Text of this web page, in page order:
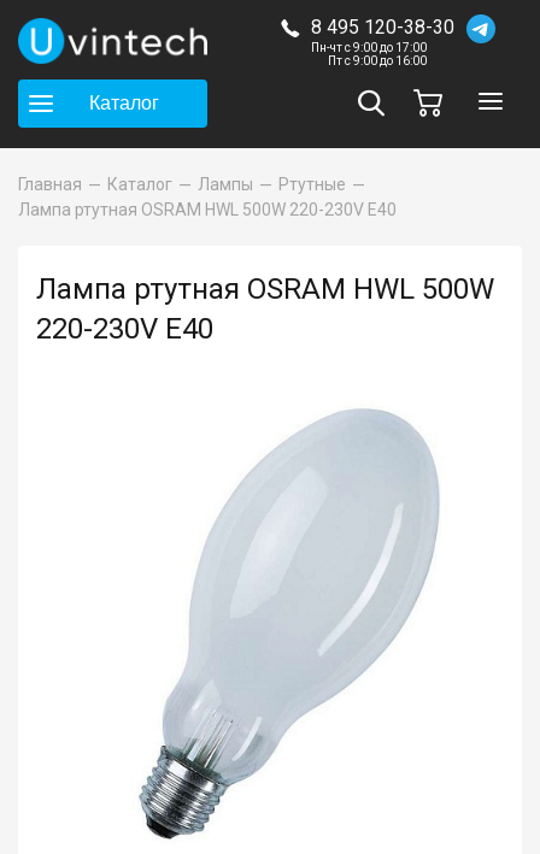
8 495 120-38-30
Пн-чт с 9:00 до 17:00
Пт с 9:00 до 16:00
Каталог
Главная Каталог Лампы
Ртутные
Лампа ртутная OSRAM HWL 500W 220-230V E40
Лампа ртутная OSRAM HWL 500W
220-230V E40